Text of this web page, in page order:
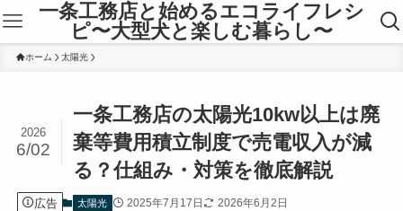
一条工務店と始めるエコライフレシ
ピ〜大型犬と楽しむ暮らし〜
ホーム 太陽光
一条工務店の太陽光10kw以上は廃
棄等費用積立制度で売電収入が減
る？仕組み・対策を徹底解説
2026
6/02
広告 太陽光 2025年7月17日 2026年6月2日